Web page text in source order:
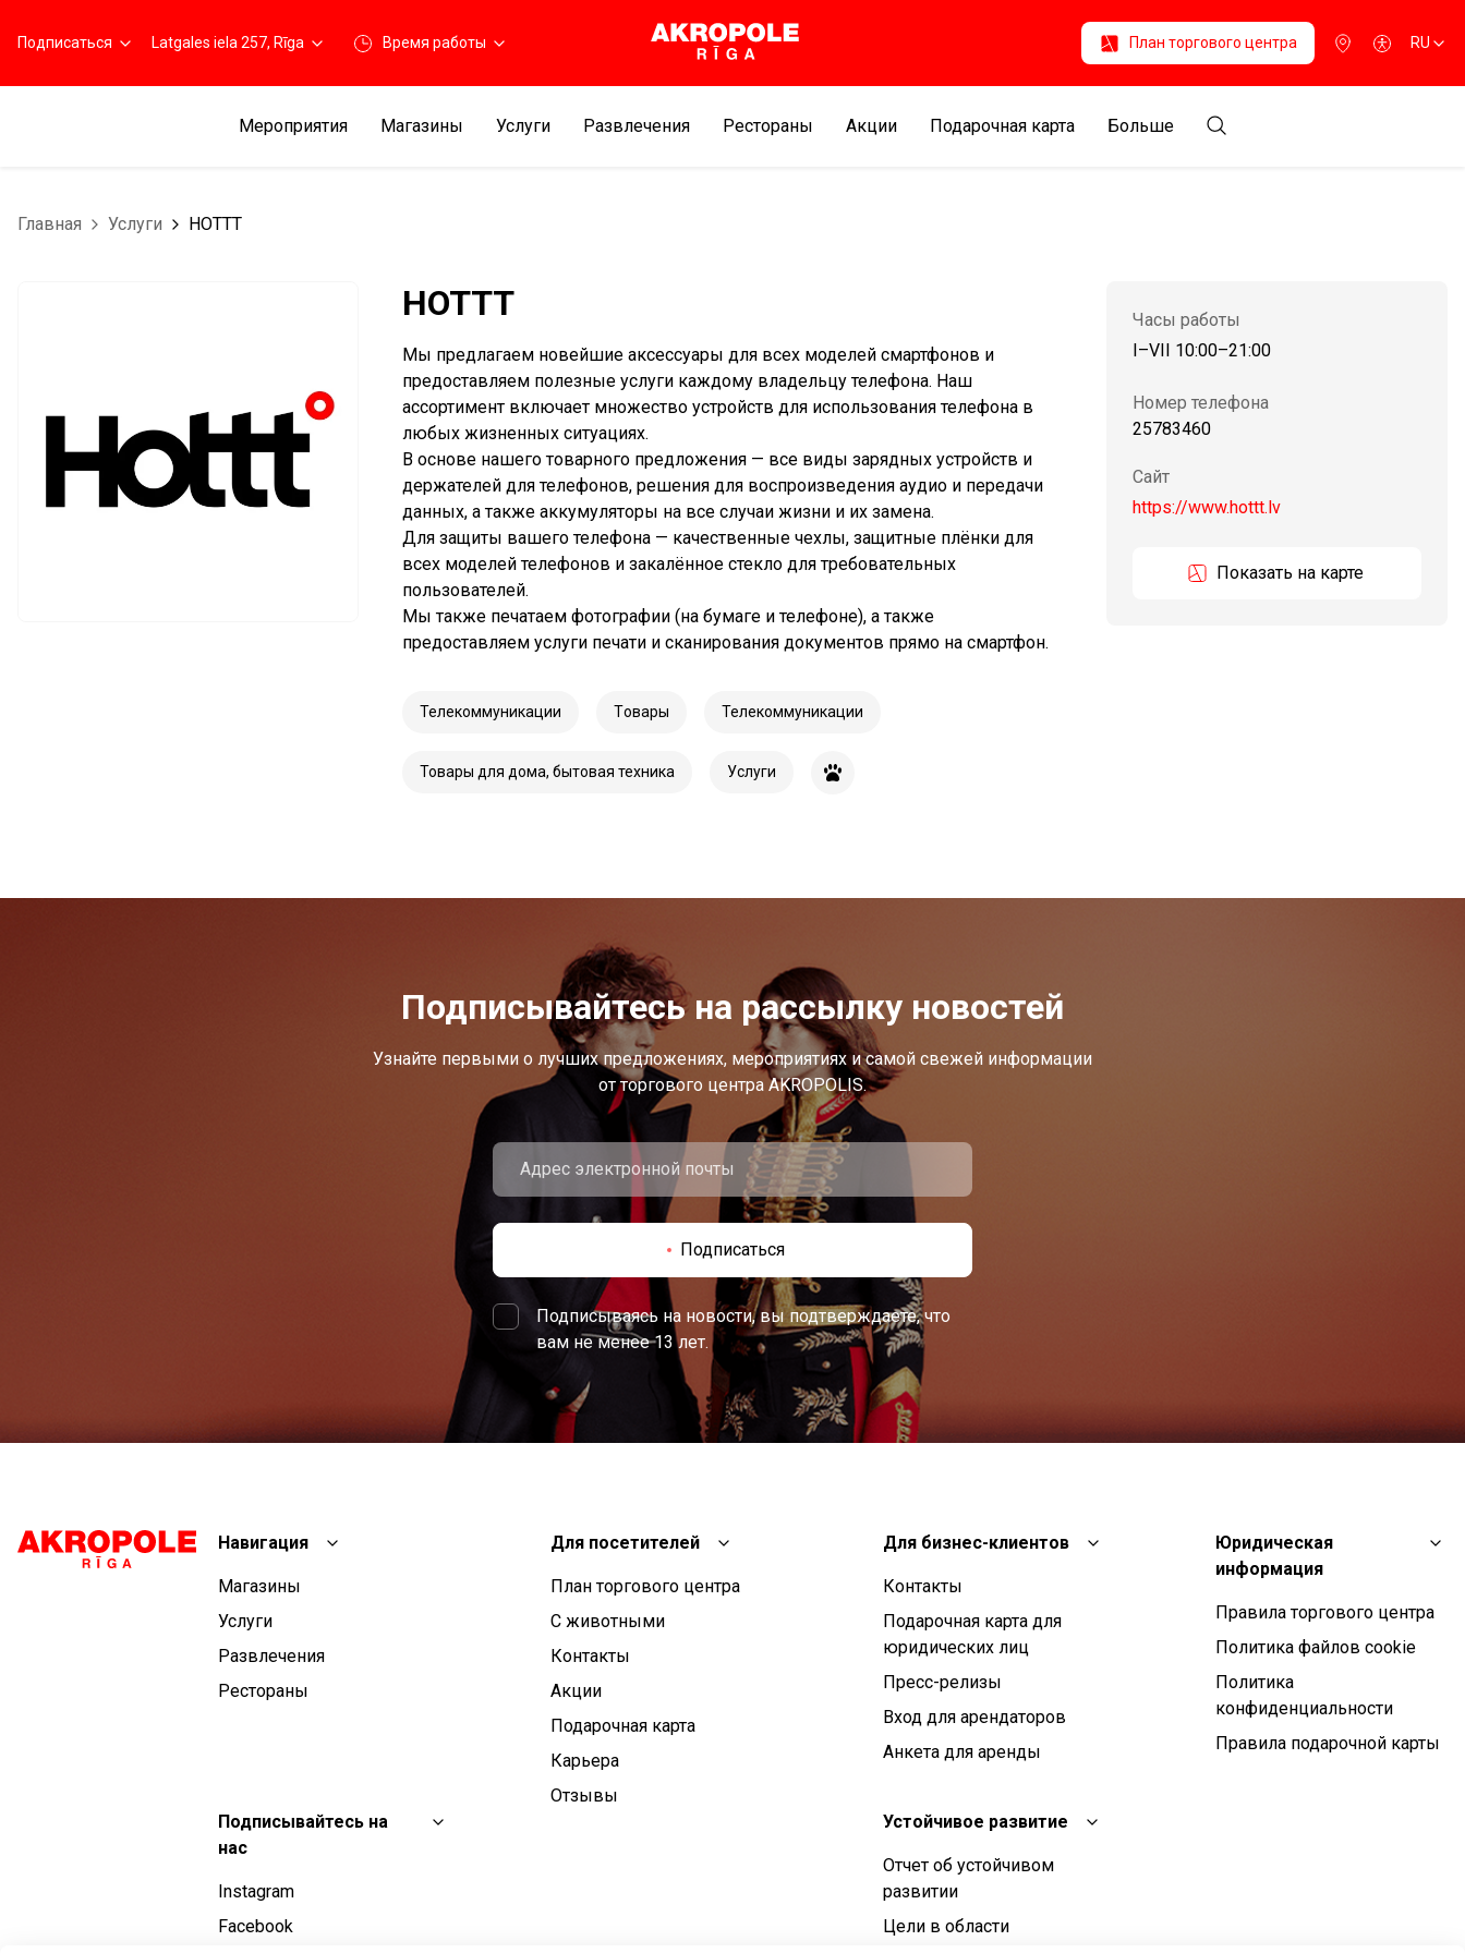
Подписаться Latgales iela 257, Rīga Время работы План торгового центра RU
Мероприятия Магазины Услуги Развлечения Рестораны Aкции Подарочная карта Больше
Главная Услуги HOTTT
HOTTT
Мы предлагаем новейшие аксессуары для всех моделей смартфонов и
предоставляем полезные услуги каждому владельцу телефона. Наш
ассортимент включает множество устройств для использования телефона в
любых жизненных ситуациях.
В основе нашего товарного предложения — все виды зарядных устройств и
держателей для телефонов, решения для воспроизведения аудио и передачи
данных, а также аккумуляторы на все случаи жизни и их замена.
Для защиты вашего телефона — качественные чехлы, защитные плёнки для
всех моделей телефонов и закалённое стекло для требовательных
пользователей.
Мы также печатаем фотографии (на бумаге и телефоне), а также
предоставляем услуги печати и сканирования документов прямо на смартфон.
Телекоммуникации Tовары Телекоммуникации
Товары для дома, бытовая техника Услуги
Часы работы
I–VII 10:00–21:00
Номер телефона
25783460
Сайт
https://www.hottt.lv
Показать на карте
Подписывайтесь на рассылку новостей
Узнайте первыми о лучших предложениях, мероприятиях и самой свежей информации
от торгового центра AKROPOLIS.
Подписаться
Подписываясь на новости, вы подтверждаете, что
вам не менее 13 лет.
Навигация
Магазины
Услуги
Развлечения
Рестораны
Для посетителей
План торгового центра
С животными
Контакты
Aкции
Подарочная карта
Карьера
Отзывы
Для бизнес-клиентов
Контакты
Подарочная карта для
юридических лиц
Пресс-релизы
Вход для арендаторов
Анкета для аренды
Устойчивое развитие
Отчет об устойчивом
развитии
Цели в области
Юридическая
информация
Правила торгового центра
Политика файлов cookie
Политика
конфиденциальности
Правила подарочной карты
Подписывайтесь на
нас
Instagram
Facebook